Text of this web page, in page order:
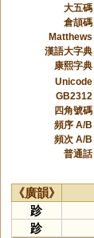
大五碼
倉頡碼
Matthews
漢語大字典
康熙字典
Unicode
GB2312
四角號碼
頻序 A/B
頻次 A/B
普通話
《廣韻》
跈
跈